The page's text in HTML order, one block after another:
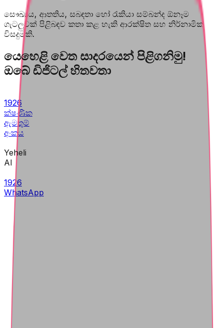
සෞඛ්‍යය, ආතතිය, සබඳතා හෝ රැකියා සම්බන්ද ඕනෑම
ගැටලුවක් පිළිබඳව කතා කළ හැකි ආරක්ෂිත සහ නිර්නාමික
විසදුමකි.
යෙහෙළි වෙත සාදරයෙන් පිළිගනිමු!
ඔබේ ඩිජිටල් හිතවතා
1926
ක්ෂණික
ඇමතුම්
අංකය
Yeheli
AI
1926
WhatsApp